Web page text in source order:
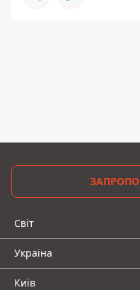
Світ
Україна
Київ